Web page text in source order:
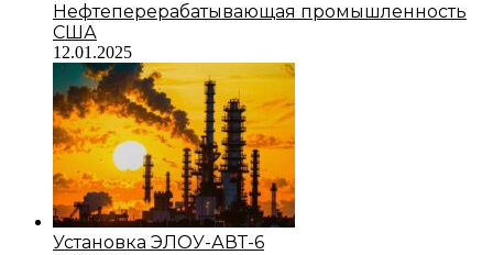
Нефтеперерабатывающая промышленность
США
12.01.2025
Установка ЭЛОУ-АВТ-6